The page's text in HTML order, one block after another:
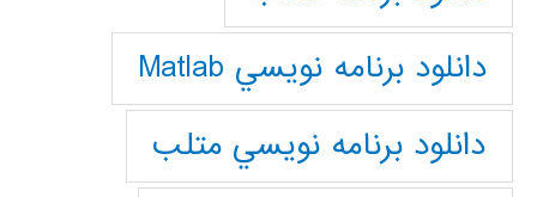
دانلود برنامه نويسي Matlab
دانلود برنامه نويسي متلب